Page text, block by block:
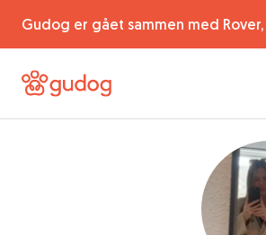
Gudog er gået sammen med Rover,